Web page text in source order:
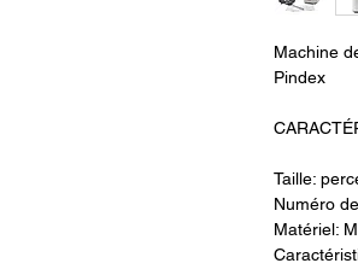
Machine
Pindex
Taille:
Numéro
Matériel: